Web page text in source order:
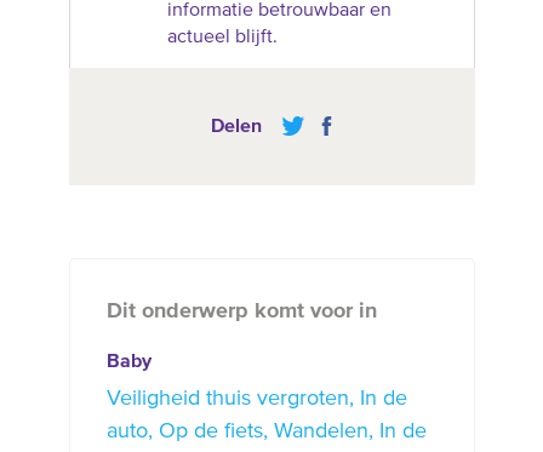
informatie betrouwbaar en
actueel blijft.
Delen
Dit onderwerp komt voor in
Baby
Veiligheid thuis vergroten
In de
auto Op de fiets Wandelen
In de